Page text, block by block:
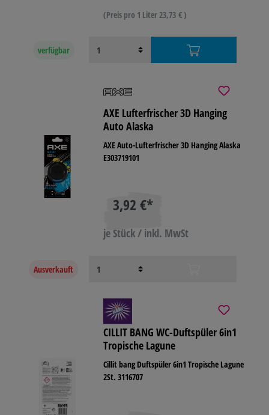
(Preis pro 1 Liter 23,73 € )
verfügbar
AXE Lufterfrischer 3D Hanging
Auto Alaska
AXE Auto-Lufterfrischer 3D Hanging Alaska
E303719101
3,92 €*
je Stück / inkl. MwSt
Ausverkauft
CILLIT BANG WC-Duftspüler 6in1
Tropische Lagune
Cillit bang Duftspüler 6in1 Tropische Lagune
2St. 3116707